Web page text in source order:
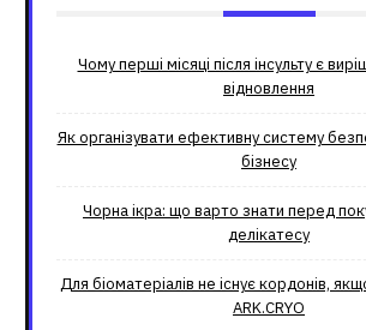
Чому перші місяці після інсульту є
відновлення
Як організувати ефективну систему
бізнесу
Чорна ікра: що варто знати перед
делікатесу
Для біоматеріалів не існує кордонів,
ARK.CRYO